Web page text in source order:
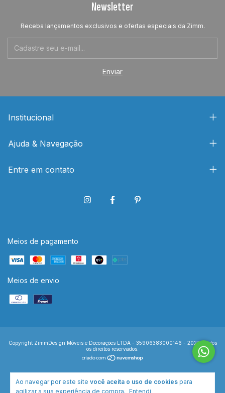
Ao navegar por este site você aceita o uso de cookies para
agilizar a sua experiência de compra. Entendi
Newsletter
Receba lançamentos exclusivos e ofertas especiais da Zimm.
Institucional
Ajuda & Navegação
Entre em contato
Meios de pagamento
Meios de envio
Copyright ZimmDesign Móveis e Decorações LTDA - 35906383000146 - 2026. Todos
os direitos reservados.